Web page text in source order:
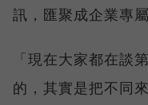
訊，匯聚成企業專
「現在大家都在談
的，其實是把不同